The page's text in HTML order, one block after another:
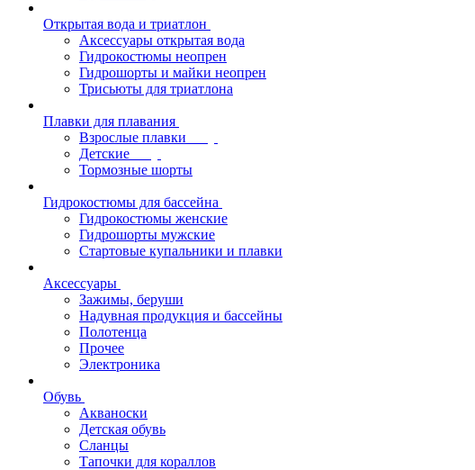
Открытая вода и триатлон
Аксессуары открытая вода
Гидрокостюмы неопрен
Гидрошорты и майки неопрен
Трисьюты для триатлона
Плавки для плавания
Взрослые плавки
Детские
Тормозные шорты
Гидрокостюмы для бассейна
Гидрокостюмы женские
Гидрошорты мужские
Стартовые купальники и плавки
Аксессуары
Зажимы, беруши
Надувная продукция и бассейны
Полотенца
Прочее
Электроника
Обувь
Акваноски
Детская обувь
Сланцы
Тапочки для кораллов